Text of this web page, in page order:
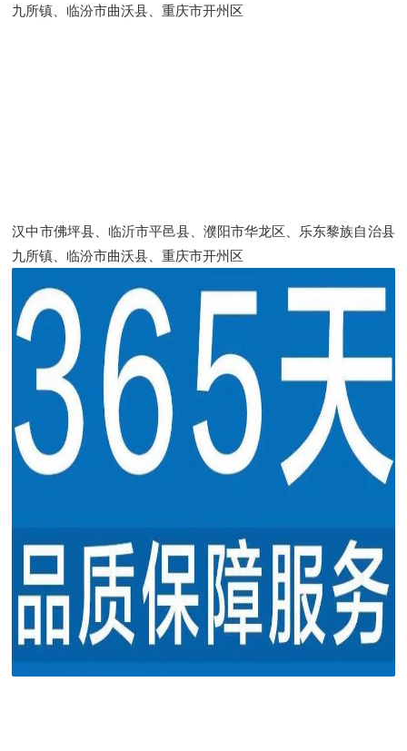
九所镇、临汾市曲沃县、重庆市开州区
汉中市佛坪县、临沂市平邑县、濮阳市华龙区、乐东黎族自治县
九所镇、临汾市曲沃县、重庆市开州区